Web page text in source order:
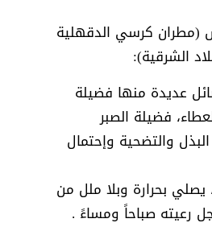
(مطران كرسي الدقهلية
الشرقية):
عديدة منها فضيلة
فضيلة الصبر
والتضحية وإحتمال
بحرارة وبلا ملل من
رعيته صباحاً ومساءً .